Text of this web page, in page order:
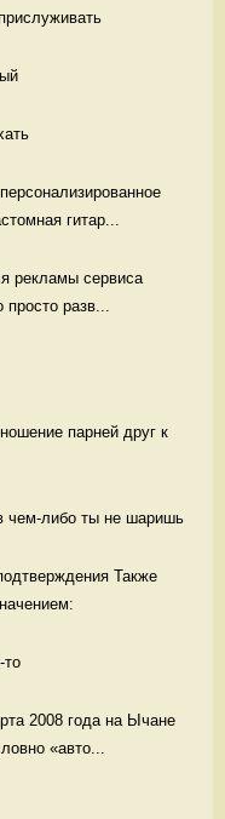
гитар...
рекламы сервиса
разв...
парней друг к
Также
2008 года на Ычане
«авто...